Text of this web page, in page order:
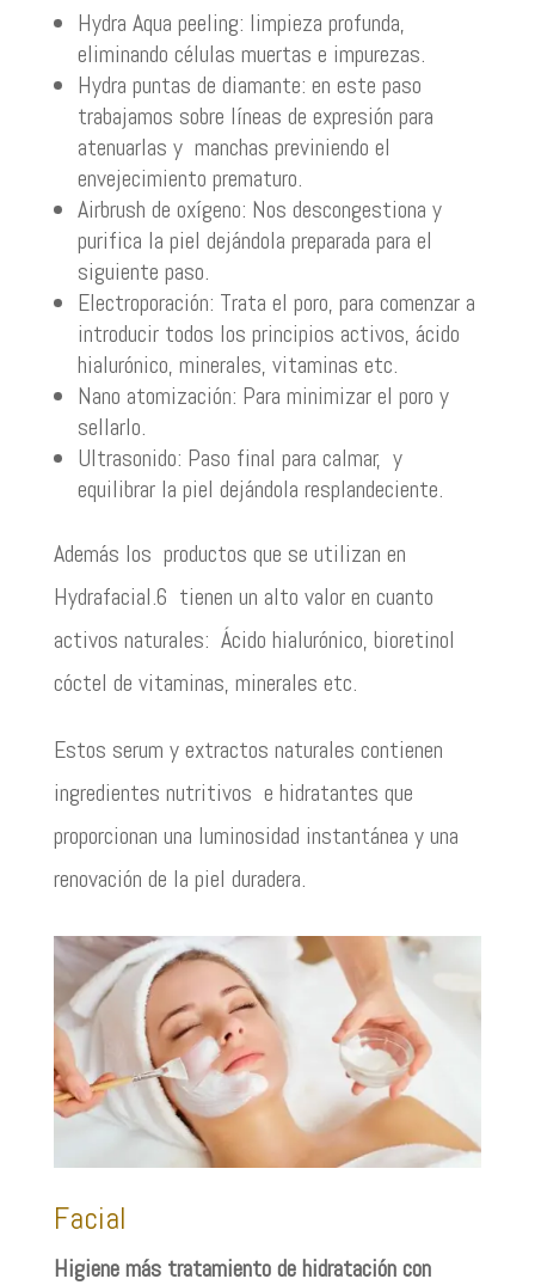
Hydra Aqua peeling: limpieza profunda,
eliminando células muertas e impurezas.
Hydra puntas de diamante: en este paso
trabajamos sobre líneas de expresión para
atenuarlas y manchas previniendo el
envejecimiento prematuro.
Airbrush de oxígeno: Nos descongestiona y
purifica la piel dejándola preparada para el
siguiente paso.
Electroporación: Trata el poro, para comenzar a
introducir todos los principios activos, ácido
hialurónico, minerales, vitaminas etc.
Nano atomización: Para minimizar el poro y
sellarlo.
Ultrasonido: Paso final para calmar, y
equilibrar la piel dejándola resplandeciente.
Además los productos que se utilizan en
Hydrafacial.6 tienen un alto valor en cuanto
activos naturales: Ácido hialurónico, bioretinol
cóctel de vitaminas, minerales etc.
Estos serum y extractos naturales contienen
ingredientes nutritivos e hidratantes que
proporcionan una luminosidad instantánea y una
renovación de la piel duradera.
Facial
Higiene más tratamiento de hidratación con